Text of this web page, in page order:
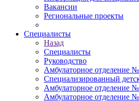
Вакансии
Региональные проекты
Специалисты
Назад
Специалисты
Руководство
Амбулаторное отделение
Специализированный
Амбулаторное отделение
Амбулаторное отделение